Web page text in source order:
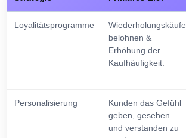
Loyalitätsprogramme
Wiederholungskäufe
belohnen &
Erhöhung der
Kaufhäufigkeit.
Personalisierung
Kunden das Gefühl
geben, gesehen
und verstanden zu